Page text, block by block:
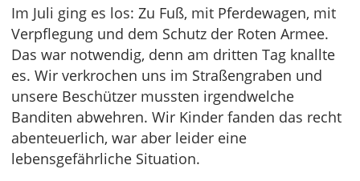
Im Juli ging es los: Zu Fuß, mit Pferdewagen, mit
Verpflegung und dem Schutz der Roten Armee.
Das war notwendig, denn am dritten Tag knallte
es. Wir verkrochen uns im Straßengraben und
unsere Beschützer mussten irgendwelche
Banditen abwehren. Wir Kinder fanden das recht
abenteuerlich, war aber leider eine
lebensgefährliche Situation.